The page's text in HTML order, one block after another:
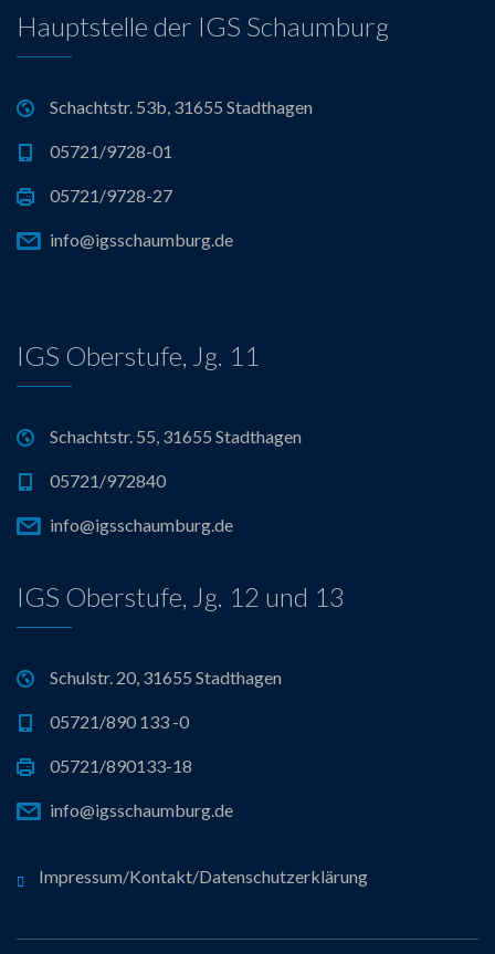
Hauptstelle der IGS Schaumburg
Schachtstr. 53b, 31655 Stadthagen
05721/9728-01
05721/9728-27
info@igsschaumburg.de
IGS Oberstufe, Jg. 11
Schachtstr. 55, 31655 Stadthagen
05721/972840
info@igsschaumburg.de
IGS Oberstufe, Jg. 12 und 13
Schulstr. 20, 31655 Stadthagen
05721/890 133 -0
05721/890133-18
info@igsschaumburg.de
Impressum/Kontakt/Datenschutzerklärung